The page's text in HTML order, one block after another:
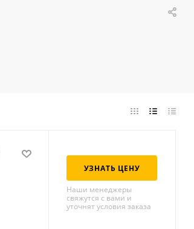
УЗНАТЬ ЦЕНУ
Наши менеджеры
свяжутся с вами и
уточнят условия заказа